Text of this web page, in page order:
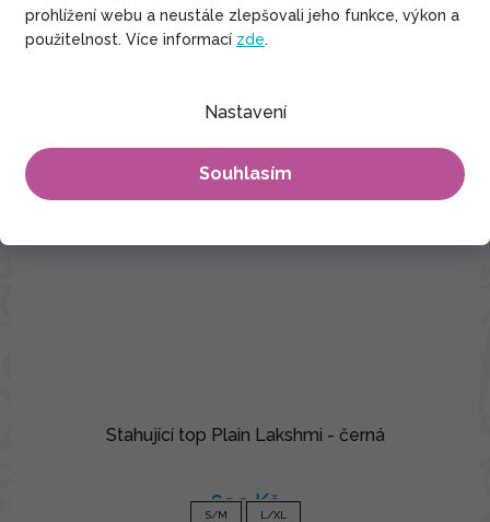
prohlížení webu a neustále zlepšovali jeho funkce, výkon a
použitelnost. Více informací zde.
Nastavení
Souhlasím
Stahující top Plain Lakshmi - černá
690 Kč
S/M L/XL